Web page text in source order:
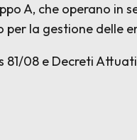
A, che operano in
la gestione delle
81/08 e Decreti